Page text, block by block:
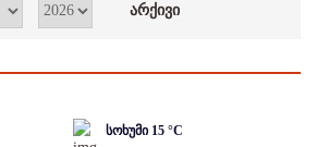
სოხუმი 15 °C